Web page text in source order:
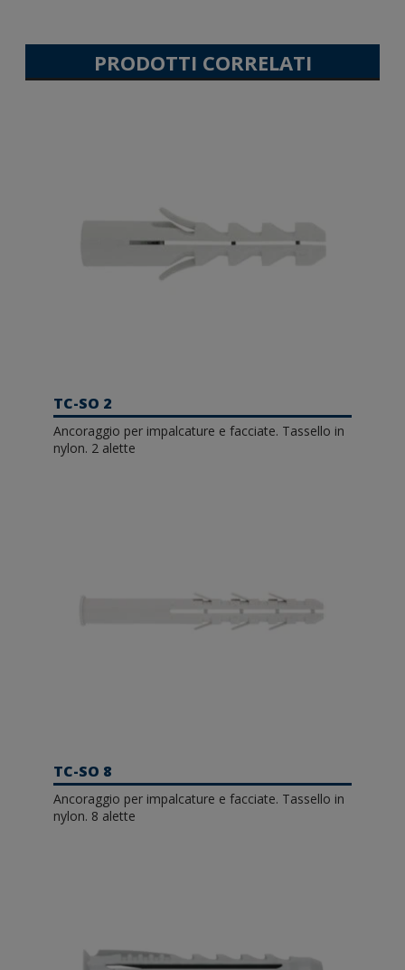
PRODOTTI CORRELATI
TC-SO 2
Ancoraggio per impalcature e facciate. Tassello in
nylon. 2 alette
TC-SO 8
Ancoraggio per impalcature e facciate. Tassello in
nylon. 8 alette